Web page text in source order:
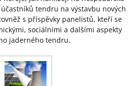
tendru na výstavbu nových
s příspěvky panelistů, kteří se
sociálními a dalšími aspekty
jaderného tendru.